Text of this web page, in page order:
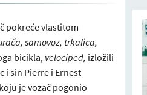
pokreće vlastitom
samovoz, trkalica,
bicikla, velociped, izložili
i sin Pierre i Ernest
koju je vozač pogonio